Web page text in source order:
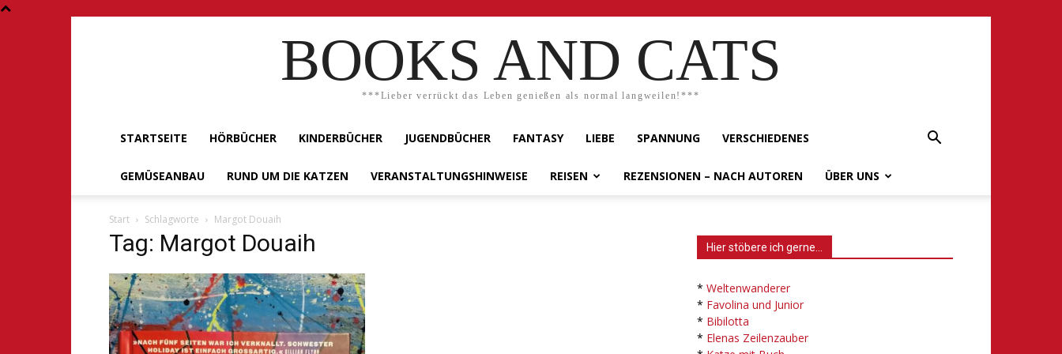
BOOKS AND CATS
***Lieber verrückt das Leben genießen als normal langweilen!***
STARTSEITE HÖRBÜCHER KINDERBÜCHER JUGENDBÜCHER FANTASY LIEBE SPANNUNG VERSCHIEDENES
GEMÜSEANBAU RUND UM DIE KATZEN VERANSTALTUNGSHINWEISE REISEN REZENSIONEN – NACH AUTOREN ÜBER UNS
Start Schlagworte Margot Douaih
Tag: Margot Douaih Hier stöbere ich gerne…
* Weltenwanderer
* Favolina und Junior
* Bibilotta
* Elenas Zeilenzauber